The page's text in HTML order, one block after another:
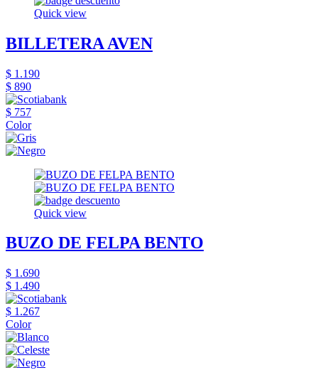
Quick view
BILLETERA AVEN
$ 1.190
$ 890
$ 757
Color
Quick view
BUZO DE FELPA BENTO
$ 1.690
$ 1.490
$ 1.267
Color